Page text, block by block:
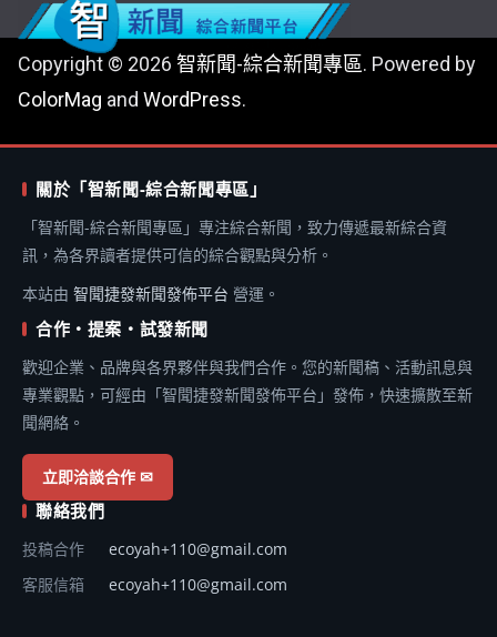
Copyright © 2026 智新聞-綜合新聞專區. Powered by
ColorMag and WordPress.
關於「智新聞-綜合新聞專區」
「智新聞-綜合新聞專區」專注綜合新聞，致力傳遞最新綜合資
訊，為各界讀者提供可信的綜合觀點與分析。
本站由 智聞捷發新聞發佈平台 營運。
合作・提案・試發新聞
歡迎企業、品牌與各界夥伴與我們合作。您的新聞稿、活動訊息與
專業觀點，可經由「智聞捷發新聞發佈平台」發佈，快速擴散至新
聞網絡。
立即洽談合作 ✉
聯絡我們
投稿合作
ecoyah+110@gmail.com
客服信箱
ecoyah+110@gmail.com